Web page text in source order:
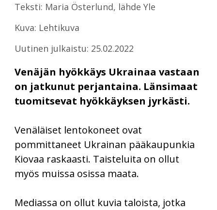
Teksti: Maria Österlund, lähde Yle
Kuva: Lehtikuva
Uutinen julkaistu: 25.02.2022
Venäjän hyökkäys Ukrainaa vastaan
on jatkunut perjantaina. Länsimaat
tuomitsevat hyökkäyksen jyrkästi.
Venäläiset lentokoneet ovat
pommittaneet Ukrainan pääkaupunkia
Kiovaa raskaasti. Taisteluita on ollut
myös muissa osissa maata.
Mediassa on ollut kuvia taloista, jotka